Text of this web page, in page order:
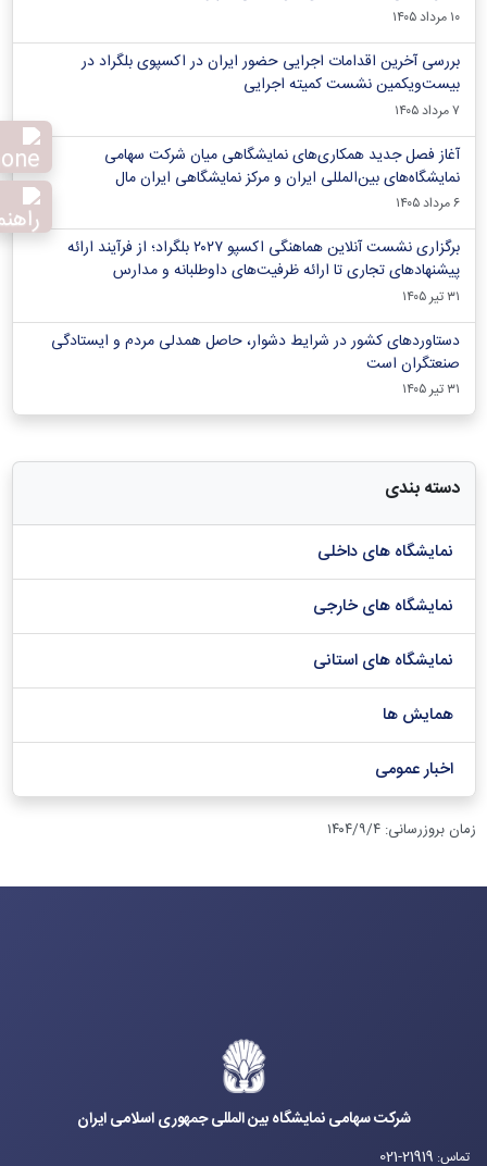
۱۰ مرداد ۱۴۰۵
بررسی آخرین اقدامات اجرایی حضور ایران در اکسپوی بلگراد در
بیست‌ویکمین نشست کمیته اجرایی
۷ مرداد ۱۴۰۵
آغاز فصل جدید همکاری‌های نمایشگاهی میان شرکت سهامی
نمایشگاه‌های بین‌المللی ایران و مرکز نمایشگاهی ایران‌ مال
۶ مرداد ۱۴۰۵
برگزاری نشست آنلاین هماهنگی اکسپو ۲۰۲۷ بلگراد؛ از فرآیند ارائه
پیشنهادهای تجاری تا ارائه ظرفیت‌های داوطلبانه و مدارس
۳۱ تیر ۱۴۰۵
دستاوردهای کشور در شرایط دشوار، حاصل همدلی مردم و ایستادگی
صنعتگران است
۳۱ تیر ۱۴۰۵
دسته بندی
نمایشگاه های داخلی
نمایشگاه های خارجی
نمایشگاه های استانی
همایش ها
اخبار عمومی
زمان بروزرسانی:۱۴۰۴/۹/۴
شرکت سهامی نمایشگاه بین المللی جمهوری اسلامی ایران
تماس:
021-21919